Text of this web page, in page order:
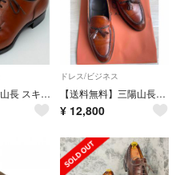
【極美】三陽山長 スキンステッチUチップ 勘三郎 7.5【送料無料】
ドレス/ビジネス
【送料無料】三陽山長 鹿三郎 タッセルローファー 26cm R2010
¥ 12,800